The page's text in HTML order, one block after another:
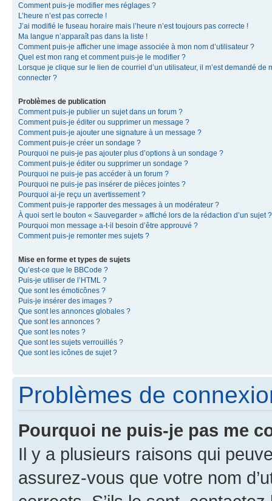
Comment puis-je modifier mes réglages ?
L’heure n’est pas correcte !
J’ai modifié le fuseau horaire mais l’heure n’est toujours pas correcte !
Ma langue n’apparaît pas dans la liste !
Comment puis-je afficher une image associée à mon nom d’utilisateur ?
Quel est mon rang et comment puis-je le modifier ?
Lorsque je clique sur le lien de courriel d’un utilisateur, il m’est demandé de
connecter ?
Problèmes de publication
Comment puis-je publier un sujet dans un forum ?
Comment puis-je éditer ou supprimer un message ?
Comment puis-je ajouter une signature à un message ?
Comment puis-je créer un sondage ?
Pourquoi ne puis-je pas ajouter plus d’options à un sondage ?
Comment puis-je éditer ou supprimer un sondage ?
Pourquoi ne puis-je pas accéder à un forum ?
Pourquoi ne puis-je pas insérer de pièces jointes ?
Pourquoi ai-je reçu un avertissement ?
Comment puis-je rapporter des messages à un modérateur ?
À quoi sert le bouton « Sauvegarder » affiché lors de la rédaction d’un sujet ?
Pourquoi mon message a-t-il besoin d’être approuvé ?
Comment puis-je remonter mes sujets ?
Mise en forme et types de sujets
Qu’est-ce que le BBCode ?
Puis-je utiliser de l’HTML ?
Que sont les émoticônes ?
Puis-je insérer des images ?
Que sont les annonces globales ?
Que sont les annonces ?
Que sont les notes ?
Que sont les sujets verrouillés ?
Que sont les icônes de sujet ?
Problèmes de
Pourquoi ne puis-je pas me
Il y a plusieurs raisons qui
assurez-vous que votre nom